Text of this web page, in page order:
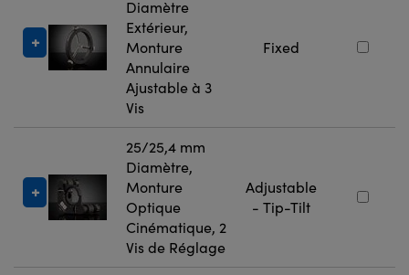
Diamètre
Extérieur,
Monture
Annulaire
Ajustable à 3
Vis
Fixed
25/25,4 mm
Diamètre,
Monture
Optique
Cinématique, 2
Vis de Réglage
Adjustable
- Tip-Tilt